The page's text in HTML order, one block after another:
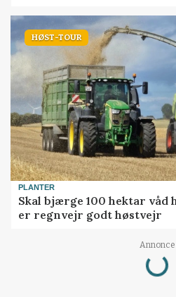
HØST-TOUR
PLANTER
Skal bjærge 100 hektar våd
er regnvejr godt høstvejr
Annonce
Loading...